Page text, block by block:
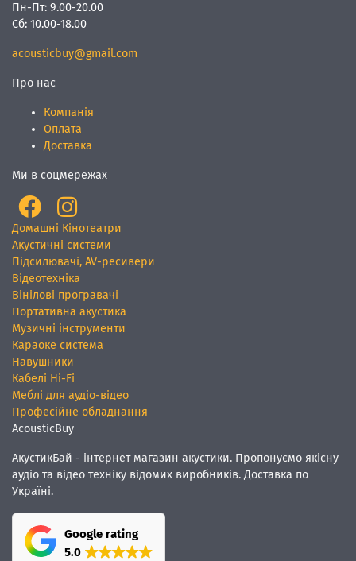
Пн-Пт: 9.00-20.00
Сб: 10.00-18.00
acousticbuy@gmail.com
Про нас
Компанія
Оплата
Доставка
Ми в соцмережах
Домашні Кінотеатри
Акустичні системи
Підсилювачі, AV-ресивери
Відеотехніка
Вінілові програвачі
Портативна акустика
Музичні інструменти
Караоке система
Навушники
Кабелі Hi-Fi
Меблі для аудіо-відео
Професійне обладнання
AcousticBuy
АкустикБай - інтернет магазин акустики. Пропонуємо якісну
аудіо та відео техніку відомих виробників. Доставка по
Україні.
Google rating
5.0